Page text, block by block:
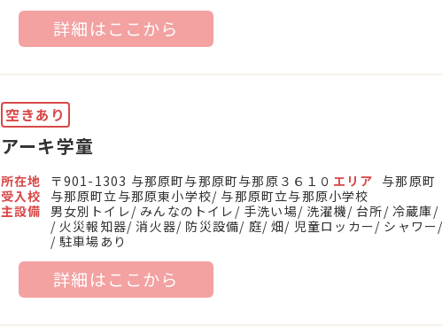
詳細はここから
空きあり
アーキ学童
所在地 〒901-1303 与那原町与那原町与那原３６１０ エリア 与那原町
受入校
与那原町立与那原東小学校 与那原町立与那原小学校
主設備 男女別トイレ みんなのトイレ 手洗い場 洗濯機 台所 冷蔵庫
火災報知器 消火器 防災設備 庭 畑 児童ロッカー シャワー
駐車場あり
詳細はここから